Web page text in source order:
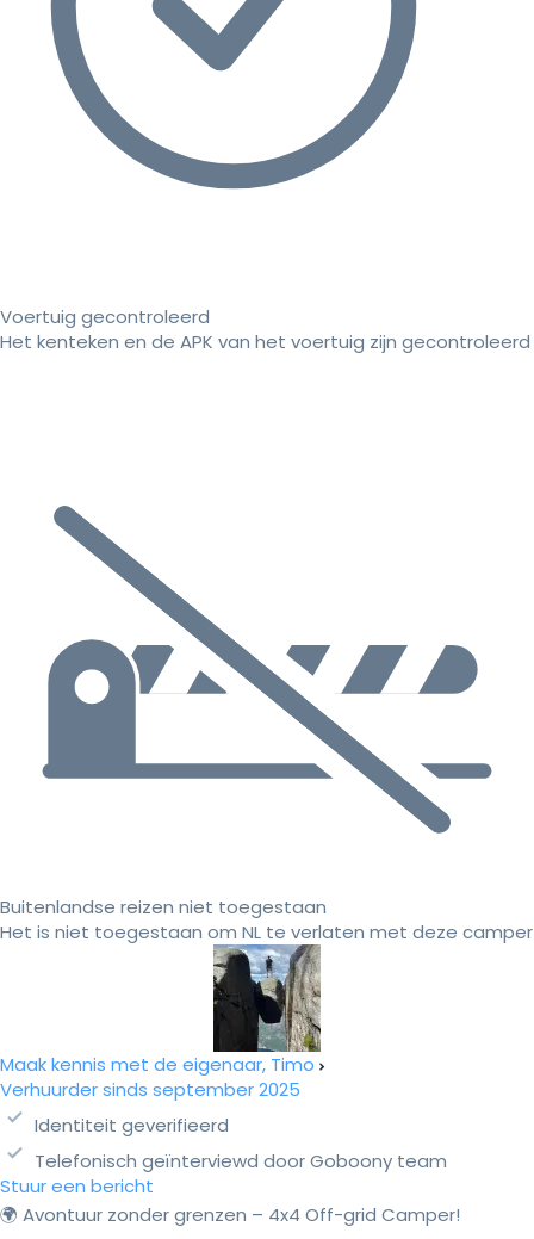
Voertuig gecontroleerd
Het kenteken en de APK van het voertuig zijn gecontroleerd
Buitenlandse reizen niet toegestaan
Het is niet toegestaan om NL te verlaten met deze camper
Maak kennis met de eigenaar, Timo
Verhuurder sinds september 2025
Identiteit geverifieerd
Telefonisch geïnterviewd door Goboony team
Stuur een bericht
🌍 Avontuur zonder grenzen – 4x4 Off-grid Camper!